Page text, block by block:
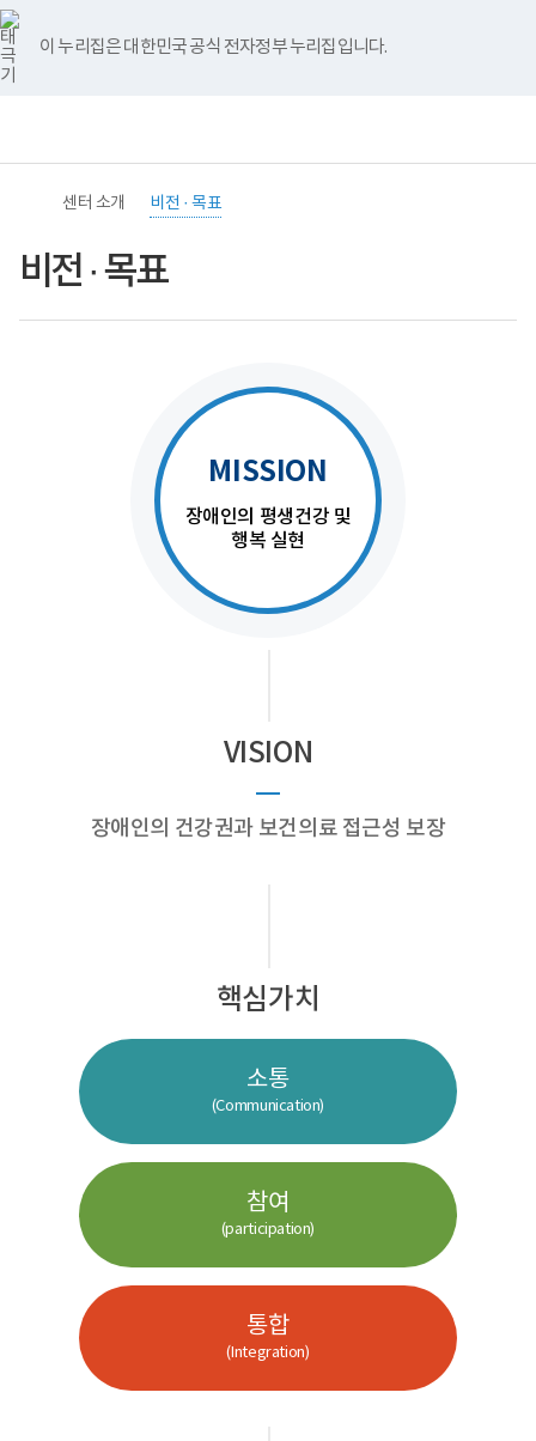
바
로
가
기
메
이 누리집은 대한민국 공식 전자정부 누리집입니다.
너
비
767px
이
하
운
기
관)
건
복
부
장
애
인
보
건
검
메
홈
센터 소개 비전 · 목표
비전 · 목표
본
문
시
작
MISSION
장애인의 평생건강 및
행복 실현
VISION
장애인의 건강권과 보건의료 접근성 보장
핵심가치
소통
(Communication)
참여
(participation)
통합
(Integration)
본
문
종
료
유
튜
브
블
로
그
인
스
타
그
램
페
이
스
북